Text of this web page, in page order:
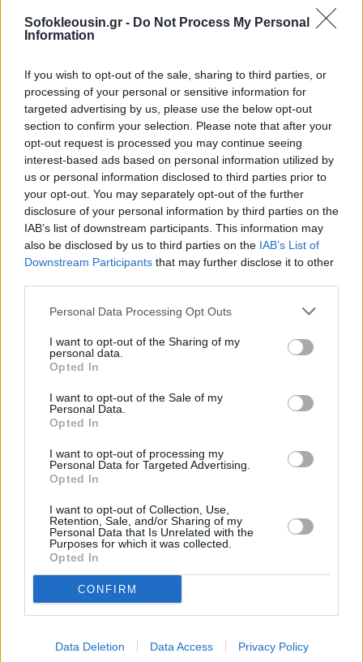
Sofokleousin.gr - Do Not Process My Personal
Information
If you wish to opt-out of the sale, sharing to third parties, or
processing of your personal or sensitive information for
targeted advertising by us, please use the below opt-out
section to confirm your selection. Please note that after your
opt-out request is processed you may continue seeing
interest-based ads based on personal information utilized by
us or personal information disclosed to third parties prior to
your opt-out. You may separately opt-out of the further
disclosure of your personal information by third parties on the
IAB’s list of downstream participants. This information may
also be disclosed by us to third parties on the IAB’s List of
Downstream Participants that may further disclose it to other
Personal Data Processing Opt Outs
I want to opt-out of the Sharing of my
personal data.
Opted In
I want to opt-out of the Sale of my
Personal Data.
Opted In
I want to opt-out of processing my
Personal Data for Targeted Advertising.
Opted In
I want to opt-out of Collection, Use,
Retention, Sale, and/or Sharing of my
Personal Data that Is Unrelated with the
Purposes for which it was collected.
Opted In
CONFIRM
Data Deletion Data Access Privacy Policy
Η γοητεία μιας εναλλακτικής κουλτούρας σε
γειτονιές όπως ο Κεραμεικός-Μεταξουργείο και τα
Εξάρχεια άνοιξε άθελά της την όρεξη στους
επενδυτές και δημιούργησε ένα μεγάλο κύμα νέων
επισκεπτών τουριστών. Αυτό το κύμα ωφέλησε την
τουριστική βιομηχανίακαι πλατφόρμες όπως το
Airbnbεκτοπίζονταςπαράλληλα τους ίδιους τους
κατοίκους- κυρίως τα κατώτερα και μεσαία
κοινωνικοοικονομικά στρώματα. Το ανέβασμα των
ενοικίων στις γειτονιές μας, μας αναγκάζει να
εγκαταλείψουμε τα σπίτια μας, αναζητώντας
καταφύγιο στα περίχωρα της πόλης.
H μετατροπή της Αθήνας σε τουριστικό προορισμό
όλο τον χρόνο έχει δημιουργήσει έναν έντονο
εξευγενισμό
γειτονιές της, αποξενωμένες, αποστειρωμένες, και
άχρωμες, σε λίγο δεν θα θυμίζουν σε τίποτα τα
ζωντανά κύτταρα που της προσέδιδαν την
προηγούμενη γοητεία της. Σημαντικές χρήσεις και
επαγγελματικές πιάτσες του κέντρου χάνονται. Η
Αθήνα ολοένα και μετατρέπεται σε
τουριστικό πάρκο, βορά στην λαιμαργία της
οικιστικής επένδυσης που βλέπει την κατοικία μόνο
αγαθό. Την ίδια στιγμή, εκατοντάδες ακίνητα